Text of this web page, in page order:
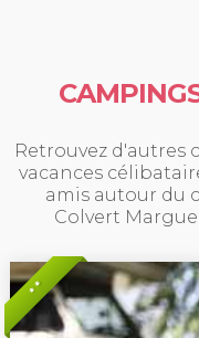
Retrouvez d'autres
vacances
amis autour du
Colvert
* *